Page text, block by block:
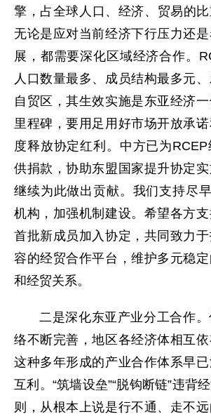
擎，占全球人口、经济、贸易的比
无论是应对当前经济下行压力还
展，都需要深化区域经济合作。
人口数量最多、成员结构最多元
自贸区，其生效实施是东亚经济
里程碑，要用足用好市场开放承
度释放协定红利。中方已为
供捐款，协助东盟国家提升协定
继续为此做出贡献。我们支持尽
机构，加强机制建设。希望各方
首批新成员加入协定，共同致力
容的经贸合作平台，维护多元稳
和经贸关系。
二是深化东亚产业分工合作
络不断完善，地区各经济体相互依
这种多年形成的产业合作体系早
互利。“筑墙设垒”“脱钩断链”违背
则，从根本上说是行不通、走不